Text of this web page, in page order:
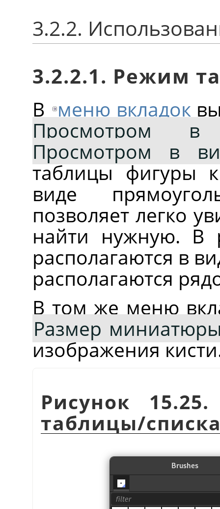
3.2.2.
3.2.2.1. Режим
В меню вкладок
Просмотром
Просмотром в
таблицы фигуры
виде
позволяет легко
найти нужную. В
располагаются в
располагаются
В том же меню
Размер
изображения
Рисунок
таблицы/